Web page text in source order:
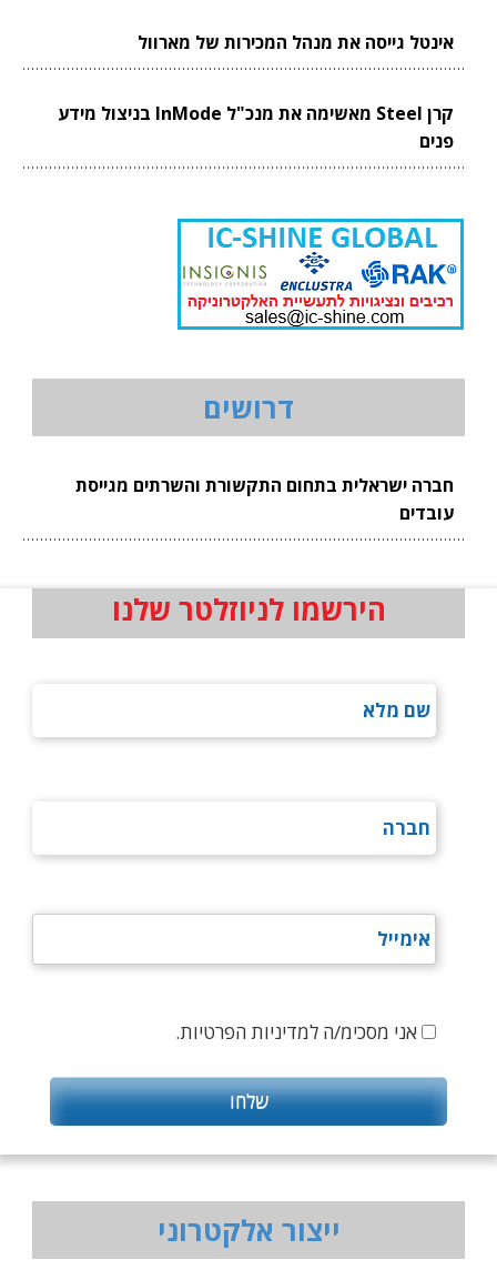
אינטל גייסה את מנהל המכירות של מארוול
קרן Steel מאשימה את מנכ"ל InMode בניצול מידע
פנים
דרושים
חברה ישראלית בתחום התקשורת והשרתים מגייסת
עובדים
הירשמו לניוזלטר שלנו
אני מסכימ/ה למדיניות הפרטיות.
ייצור אלקטרוני